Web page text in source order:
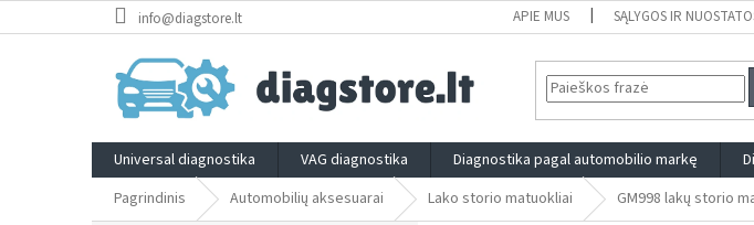
to
info@diagstore.lt APIE MUS SĄLYGOS IR
Universal diagnostika VAG diagnostika Diagnostika pagal automobilio markę
Pagrindinis
Automobilių aksesuarai Lako storio matuokliai GM998 lakų storio